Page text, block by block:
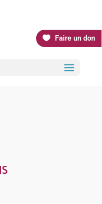
Faire un don